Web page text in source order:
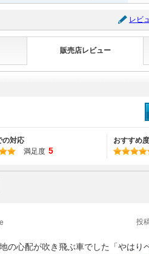
レビ
販売店レビュー
の対応
満足度 5
おすすめ度
投
の心配が吹き飛ぶ車でした「やはり